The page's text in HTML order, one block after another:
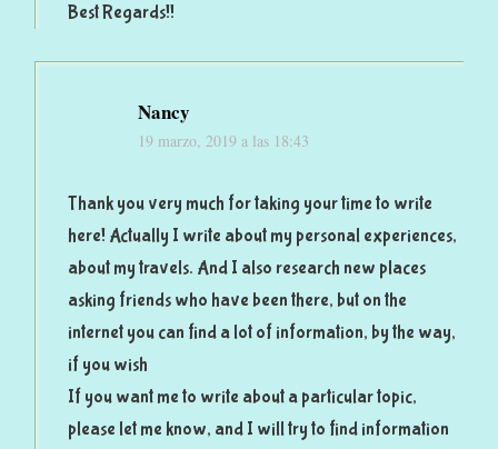
Best Regards!!
Nancy
19 marzo, 2019 a las 18:43
Thank you very much for taking your time to write
here! Actually I write about my personal experiences,
about my travels. And I also research new places
asking friends who have been there, but on the
internet you can find a lot of information, by the way,
if you wish
If you want me to write about a particular topic,
please let me know, and I will try to find information